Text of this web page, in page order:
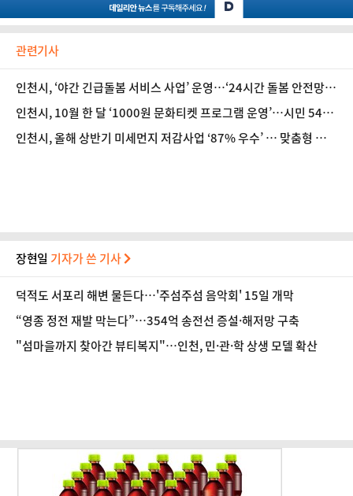
관련기사
인천시, ‘야간 긴급돌봄 서비스 사업’ 운영…‘24시간 돌봄 안전망’
구축
인천시, 10월 한 달 ‘1000원 문화티켓 프로그램 운영’…시민 5400
명 대상
인천시, 올해 상반기 미세먼지 저감사업 ‘87% 우수’ … 맞춤형 대기
장현일 기자가 쓴 기사
덕적도 서포리 해변 물든다…'주섬주섬 음악회' 15일 개막
“영종 정전 재발 막는다”…354억 송전선 증설·해저망 구축
"섬마을까지 찾아간 뷰티복지"…인천, 민·관·학 상생 모델 확산